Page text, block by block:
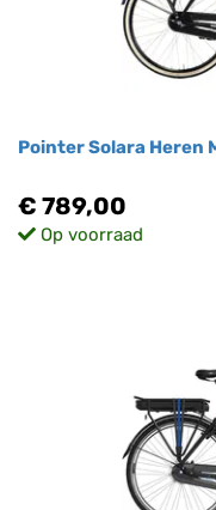
Pointer Solara Heren
€ 789,00
Op voorraad